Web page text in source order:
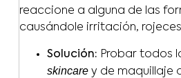
reaccione a alguna de las
causándole irritación,
Solución: Probar todos
skincarey de maquillaje